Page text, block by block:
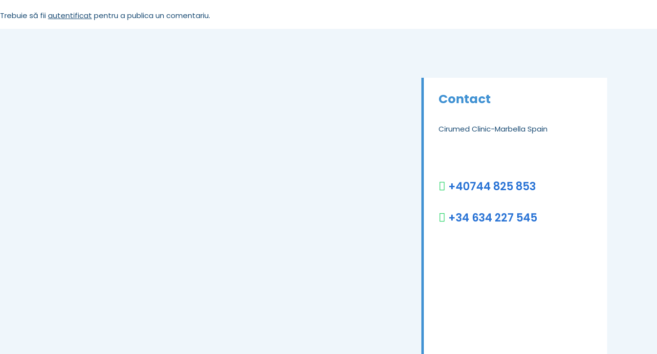
Trebuie să fiiautentificat pentru a publica un comentariu.
Contact
Cirumed Clinic-Marbella Spain
+40744 825 853
+34 634 227 545